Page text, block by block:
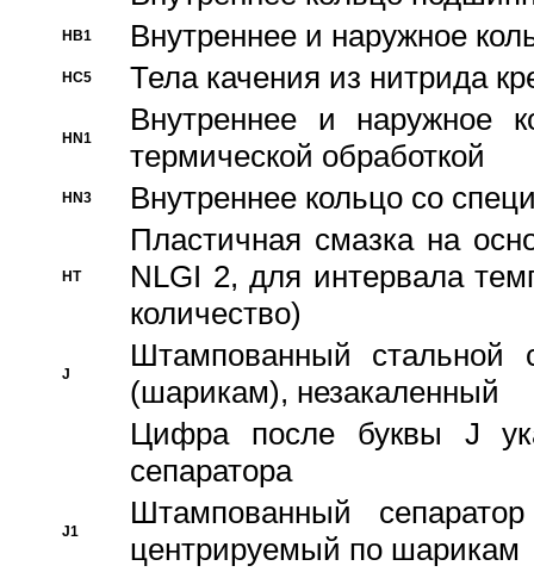
HB1 Bнутреннее и наружное
HC5 Тела качения из нитрида
HN1
Bнутреннее и наружное
термической обработкой
HN3 Внутреннее кольцо со
HT
Пластичная смазка на
NLGI 2, для интервала
количество)
J
Штампованный стальной
(шарикам), незакаленный
Цифра после буквы J
сепаратора
J1
Штампованный
центрируемый по шарикам